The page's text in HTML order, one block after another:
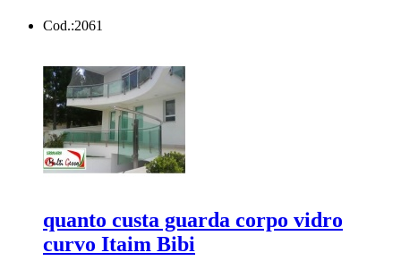
Cod.:2061
quanto custa guarda corpo vidro
curvo Itaim Bibi